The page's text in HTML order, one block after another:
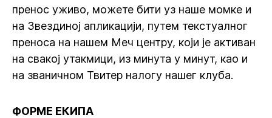
пренос уживо, можете бити уз наше момке и
на Звездиној апликацији, путем текстуалног
преноса на нашем Меч центру, који је активан
на свакој утакмици, из минута у минут, као и
на званичном Твитер налогу нашег клуба.
ФОРМЕ ЕКИПА